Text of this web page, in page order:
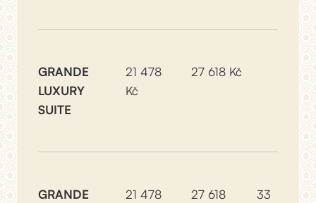
GRANDE
LUXURY
SUITE
21 478
Kč
27 618 Kč
GRANDE
21 478
27 618
33